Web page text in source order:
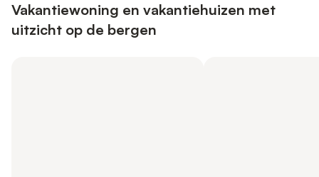
Vakantiewoning en vakantiehuizen met
uitzicht op de bergen